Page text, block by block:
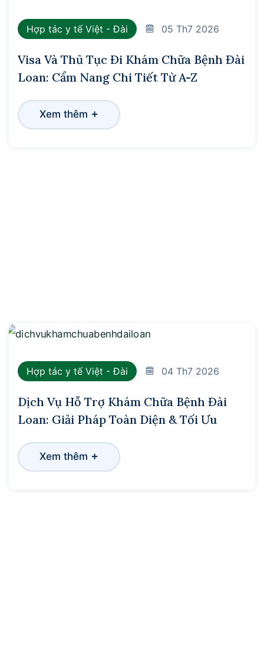
Hợp tác y tế Việt - Đài 05 Th7 2026
Visa Và Thủ Tục Đi Khám Chữa Bệnh Đài
Loan: Cẩm Nang Chi Tiết Từ A-Z
Xem thêm +
Hợp tác y tế Việt - Đài 04 Th7 2026
Dịch Vụ Hỗ Trợ Khám Chữa Bệnh Đài
Loan: Giải Pháp Toàn Diện & Tối Ưu
Xem thêm +